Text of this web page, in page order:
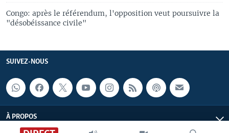
Congo: après le référendum, l'opposition veut poursuivre la
"désobéissance civile"
SUIVEZ-NOUS
À PROPOS